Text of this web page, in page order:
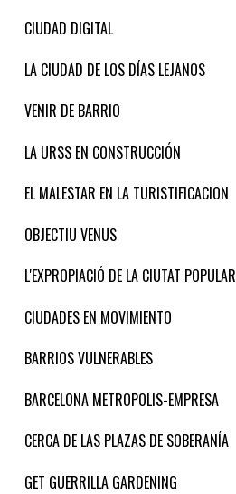
CIUDAD DIGITAL
LA CIUDAD DE LOS DÍAS LEJANOS
VENIR DE BARRIO
LA URSS EN CONSTRUCCIÓN
EL MALESTAR EN LA TURISTIFICACION
OBJECTIU VENUS
L'EXPROPIACIÓ DE LA CIUTAT POPULAR
CIUDADES EN MOVIMIENTO
BARRIOS VULNERABLES
BARCELONA METROPOLIS-EMPRESA
CERCA DE LAS PLAZAS DE SOBERANÍA
GET GUERRILLA GARDENING